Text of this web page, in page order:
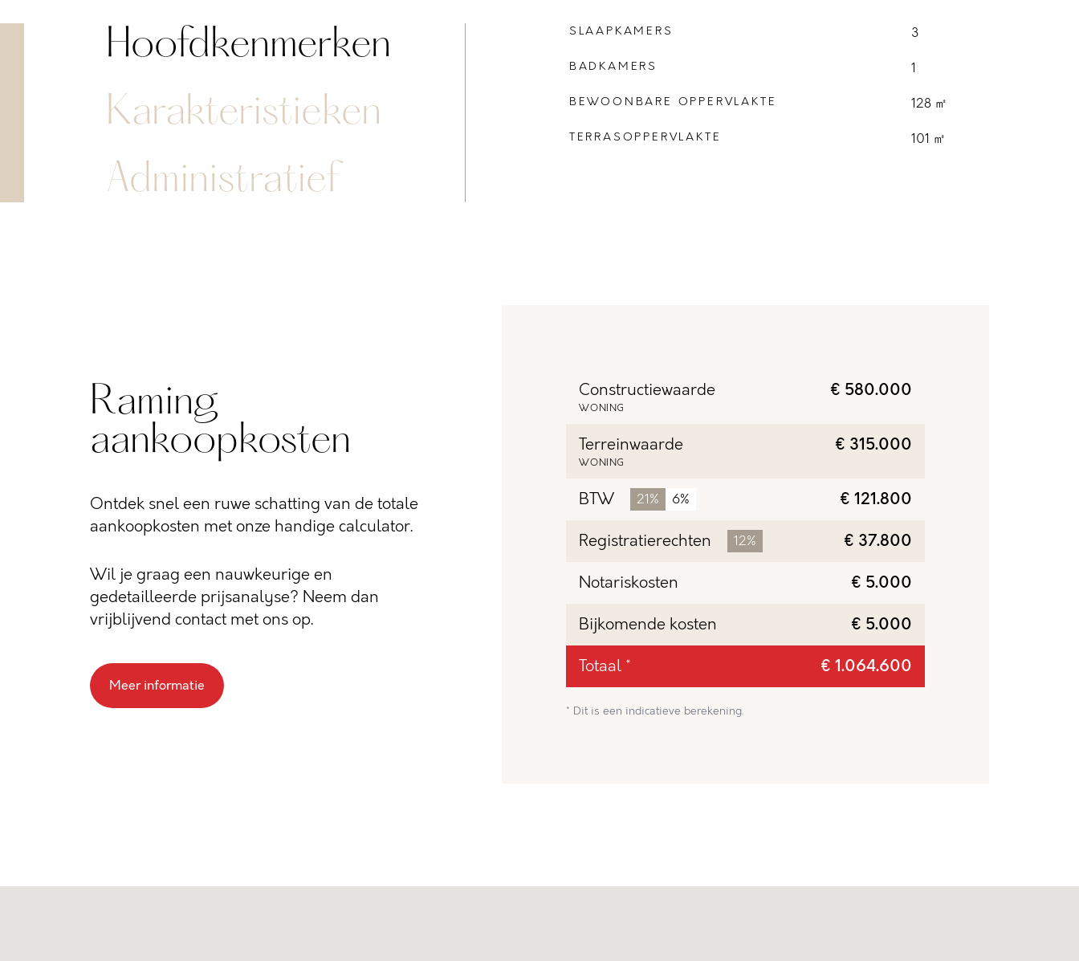
Hoofdkenmerken
Karakteristieken
Administratief
SLAAPKAMERS 3
BADKAMERS 1
BEWOONBARE OPPERVLAKTE 128 ㎡
TERRASOPPERVLAKTE 101 ㎡
Raming
aankoopkosten
Ontdek snel een ruwe schatting van de totale
aankoopkosten met onze handige calculator.
Wil je graag een nauwkeurige en
gedetailleerde prijsanalyse? Neem dan
vrijblijvend contact met ons op.
Meer informatie
Constructiewaarde
WONING
€ 580.000
Terreinwaarde
WONING
€ 315.000
BTW 21% 6%
€ 121.800
Registratierechten
12%
€ 37.800
Notariskosten
€ 5.000
Bijkomende kosten
€ 5.000
Totaal *
€ 1.064.600
* Dit is een indicatieve berekening.